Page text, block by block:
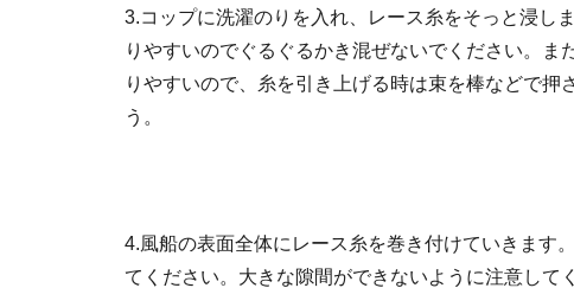
3.コップに洗濯のりを入れ、レース糸をそっと浸し
りやすいのでぐるぐるかき混ぜないでください。ま
りやすいので、糸を引き上げる時は束を棒などで押
う。
4.風船の表面全体にレース糸を巻き付けていきます
てください。大きな隙間ができないように注意して